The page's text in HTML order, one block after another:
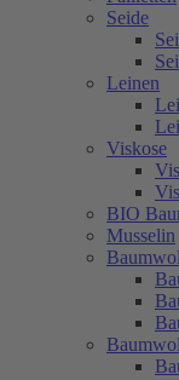
Seide
Leinen
Viskose
BIO
Musselin